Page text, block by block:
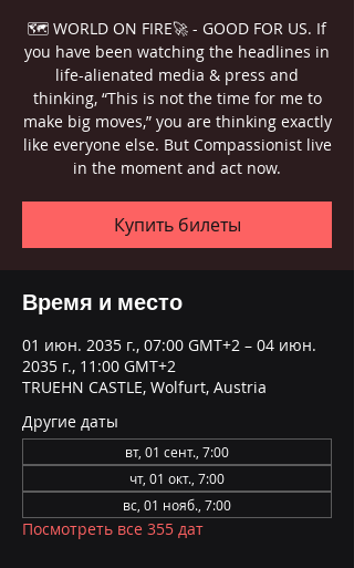
🗺 WORLD ON FIRE🚀 - GOOD FOR US. If
you have been watching the headlines in
life-alienated media & press and
thinking, “This is not the time for me to
make big moves,” you are thinking exactly
like everyone else. But Compassionist live
in the moment and act now.
Купить билеты
Время и место
01 июн. 2035 г., 07:00 GMT+2 – 04 июн.
2035 г., 11:00 GMT+2
TRUEHN CASTLE, Wolfurt, Austria
Другие даты
вт, 01 сент., 7:00
чт, 01 окт., 7:00
вс, 01 нояб., 7:00
Посмотреть все 355 дат